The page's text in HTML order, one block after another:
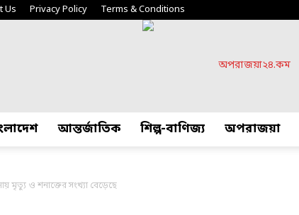
Us Privacy Policy Terms & Conditions
আন্তর্জাতিক শিল্প-বাণিজ্য অপরাজয়া
মৃত্যু ও শনাক্তের সংখ্যা বেড়েছে